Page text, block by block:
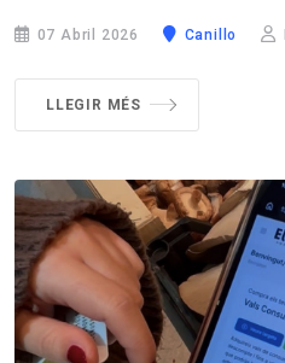
07 Abril 2026 Canillo
LLEGIR MÉS